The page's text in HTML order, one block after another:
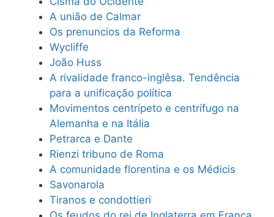
A união de Calmar
Os prenuncios da Reforma
Wycliffe
João Huss
A rivalidade franco-inglêsa. Tendência
para a unificação política
Movimentos centrípeto e centrífugo na
Alemanha e na Itália
Petrarca e Dante
Rienzi tribuno de Roma
A comunidade florentina e os Médicis
Savonarola
Tiranos e condottieri